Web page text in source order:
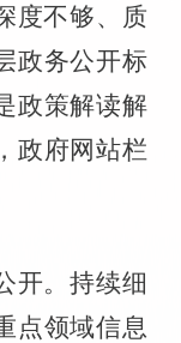
度不够、质
政务公开标
政策解读解
政府网站栏
开。持续细
点领域信息